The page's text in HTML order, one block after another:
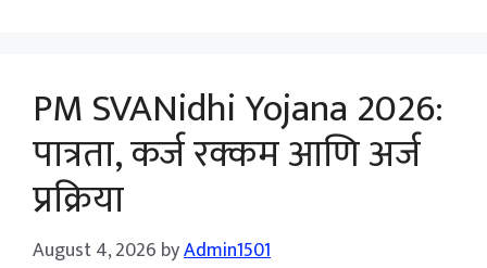
PM SVANidhi Yojana 2026:
पात्रता, कर्ज रक्कम आणि अर्ज
प्रक्रिया
August 4, 2026 byAdmin1501